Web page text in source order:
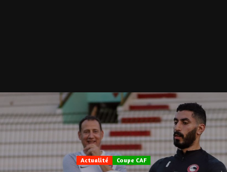
Actualité Coupe CAF